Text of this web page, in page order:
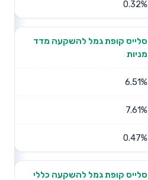
0.32%
סלייס קופת גמל להשקעה מדד
מניות
6.51%
7.61%
0.47%
סלייס קופת גמל להשקעה כללי